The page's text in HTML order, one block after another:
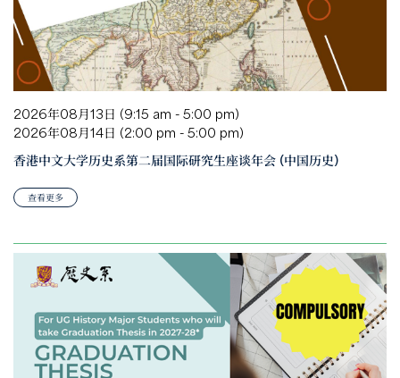
2026年08月13日 (9:15 am - 5:00 pm)
2026年08月14日 (2:00 pm - 5:00 pm)
香港中文大学历史系第二届国际研究生座谈年会 (中国历史)
查看更多